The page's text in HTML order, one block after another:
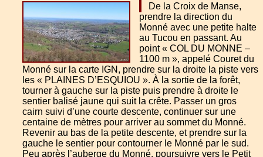
De la Croix de Manse,
prendre la direction du
Monné avec une petite halte
au Tucou en passant. Au
point « COL DU MONNE –
1100 m », appelé Couret du
Monné sur la carte IGN, prendre sur la droite la piste vers
les « PLAINES D’ESQUIOU ». À la sortie de la forêt,
tourner à gauche sur la piste puis prendre à droite le
sentier balisé jaune qui suit la crête. Passer un gros
cairn suivi d’une courte descente, continuer sur une
centaine de mètres pour arriver au sommet du Monné.
Revenir au bas de la petite descente, et prendre sur la
gauche le sentier pour contourner le Monné par le sud.
Peu après l’auberge du Monné, poursuivre vers le Petit